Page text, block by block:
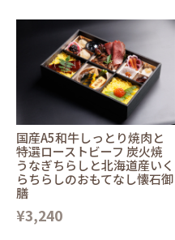
国産A5和牛しっとり焼肉と
特選ローストビーフ 炭火焼
うなぎちらしと北海道産いく
らちらしのおもてなし懐石御
膳
¥3,240